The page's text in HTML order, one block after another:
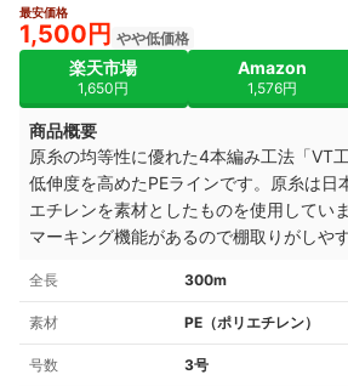
最安価格
1,500円 やや低価格
楽天市場
1,650円
Amazon
1,576円
商品概要
原糸の均等性に優れた4本編み工法「VT
低伸度を高めたPEラインです。原糸は日
エチレンを素材としたものを使用していま
マーキング機能があるので棚取りがしや
全長 300m
素材 PE（ポリエチレン）
号数 3号